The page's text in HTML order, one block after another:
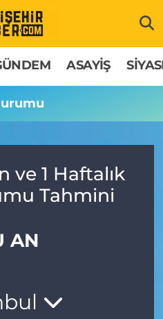
ASAYİŞ
ve 1 Haftalık
Tahmini
AN
Haritası
ve Fikstür